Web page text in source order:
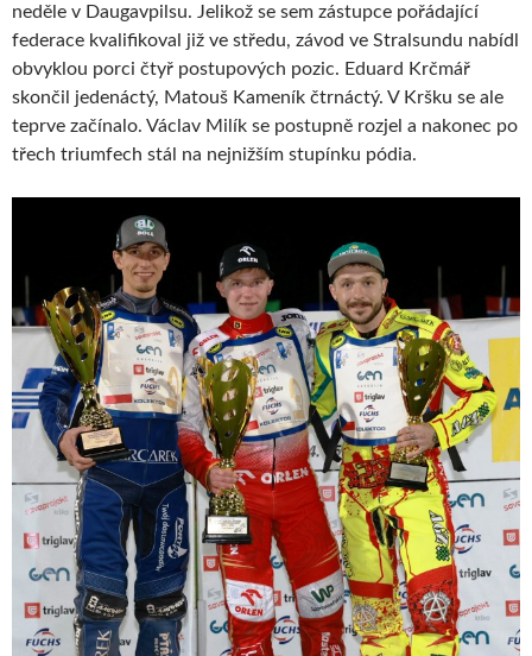
neděle v Daugavpilsu. Jelikož se sem zástupce pořádající
federace kvalifikoval již ve středu, závod ve Stralsundu nabídl
obvyklou porci čtyř postupových pozic. Eduard Krčmář
skončil jedenáctý, Matouš Kameník čtrnáctý. V Kršku se ale
teprve začínalo. Václav Milík se postupně rozjel a nakonec po
třech triumfech stál na nejnižším stupínku pódia.